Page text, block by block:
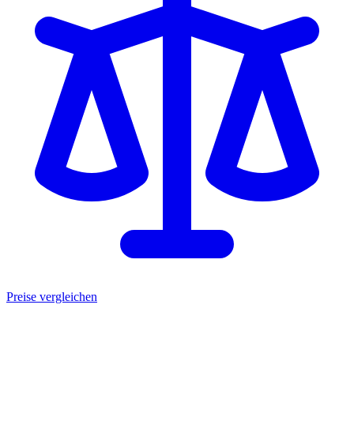
Preise vergleichen